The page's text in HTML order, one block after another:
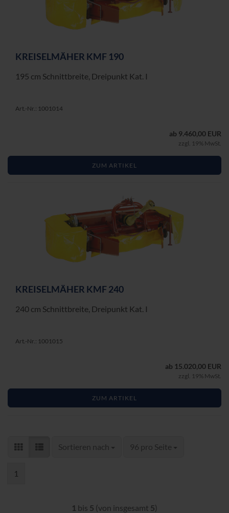
KREI­SEL­MÄ­HER KMF 190
195 cm Schnitt­brei­te, Drei­punkt Kat. I
Art.-Nr.: 1001014
ab 9.460,00 EUR
zzgl. 19% MwSt.
ZUM ARTIKEL
KREI­SEL­MÄ­HER KMF 240
240 cm Schnitt­brei­te, Drei­punkt Kat. I
Art.-Nr.: 1001015
ab 15.020,00 EUR
zzgl. 19% MwSt.
ZUM ARTIKEL
Sortieren nach
Sortieren nach 96 pro Seite
pro Seite
1
1 bis 5 (von insgesamt 5)